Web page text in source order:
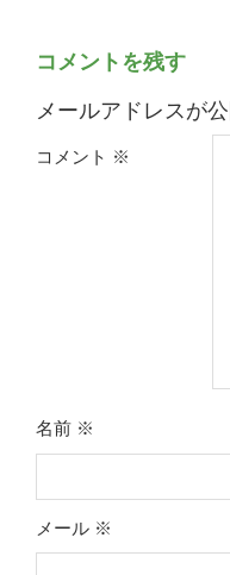
コメントを残す
メールアドレスが
コメント ※
名前 ※
メール ※